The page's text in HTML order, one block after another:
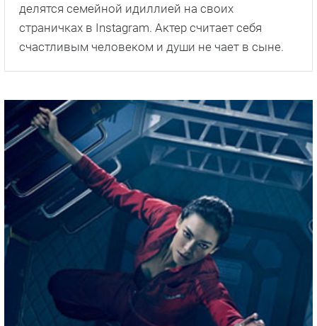
делятся семейной идиллией на своих
страничках в Instagram. Актер считает себя
счастливым человеком и души не чает в сыне.